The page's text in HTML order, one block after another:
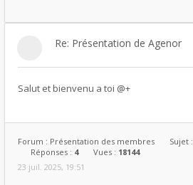
Re: Présentation de Agenor
Salut et bienvenu a toi @+
Forum : Présentation des membres Sujet :
Réponses : 4 Vues : 18144
23 juil. 2025, 19:51